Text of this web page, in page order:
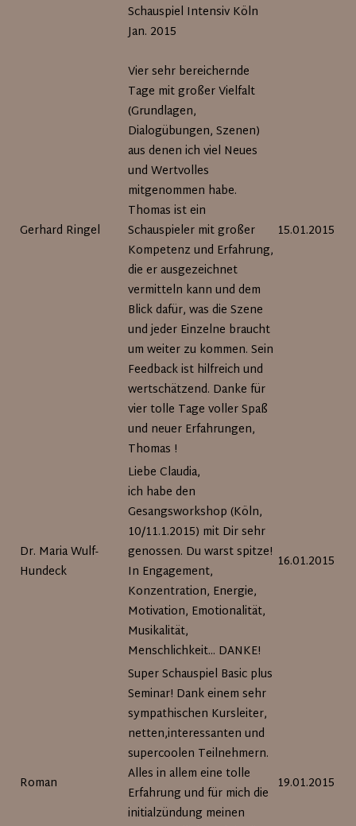
Gerhard Ringel
Schauspiel Intensiv Köln
Jan. 2015
Vier sehr bereichernde
Tage mit großer Vielfalt
(Grundlagen,
Dialogübungen, Szenen)
aus denen ich viel Neues
und Wertvolles
mitgenommen habe.
Thomas ist ein
Schauspieler mit großer
Kompetenz und Erfahrung,
die er ausgezeichnet
vermitteln kann und dem
Blick dafür, was die Szene
und jeder Einzelne braucht
um weiter zu kommen. Sein
Feedback ist hilfreich und
wertschätzend. Danke für
vier tolle Tage voller Spaß
und neuer Erfahrungen,
Thomas !
15.01.2015
Dr. Maria Wulf-
Hundeck
Liebe Claudia,
ich habe den
Gesangsworkshop (Köln,
10/11.1.2015) mit Dir sehr
genossen. Du warst spitze!
In Engagement,
Konzentration, Energie,
Motivation, Emotionalität,
Musikalität,
Menschlichkeit... DANKE!
16.01.2015
Roman
Super Schauspiel Basic plus
Seminar! Dank einem sehr
sympathischen Kursleiter,
netten,interessanten und
supercoolen Teilnehmern.
Alles in allem eine tolle
Erfahrung und für mich die
initialzündung meinen
19.01.2015